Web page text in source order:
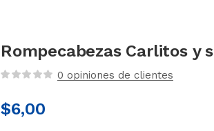
Rompecabezas Carlitos y
0 opiniones de clientes
$6,00